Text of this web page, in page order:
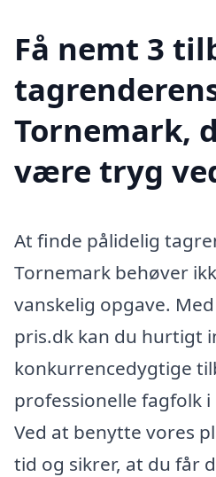
Få nemt 3
Tornemark,
være tryg
At finde pålidelig
Tornemark behøver
vanskelig opgave.
pris.dk kan du hurtigt
konkurrencedygtige
professionelle fagfolk
Ved at benytte vores
tid og sikrer, at du får